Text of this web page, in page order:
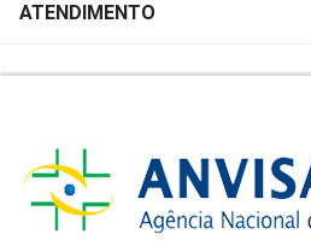
ATENDIMENTO